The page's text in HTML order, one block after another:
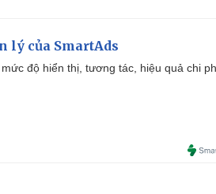
lý của SmartAds
độ hiển thị, tương tác, hiệu quả chi